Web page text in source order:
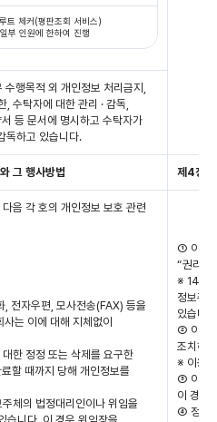
트 체커(평판조회 서비스)
부 인원에 한하여 진행
행목적 외 개인정보 처리금지,
수탁자에 대한 관리 · 감독,
등 문서에 명시하고 수탁자가
독하고 있습니다.
그 행사방법 제4장.
음 각 호의 개인정보 보호 관련
전자우편, 모사전송(FAX) 등을
는 이에 대해 지체없이
한 정정 또는 삭제를 요구한
할 때까지 당해 개인정보를
체의 법정대리인이나 위임을
① 이용
“권리
※ 14세
정보주
있습니
② 이용
조치하
※ 이용
③ 이용
이 경우
④ 정보